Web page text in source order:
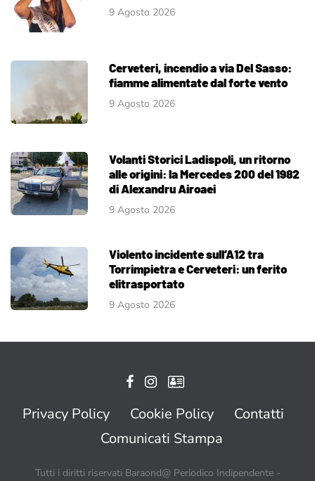
9 Agosto 2026
Cerveteri, incendio a via Del Sasso:
fiamme alimentate dal forte vento
9 Agosto 2026
Volanti Storici Ladispoli, un ritorno
alle origini: la Mercedes 200 del 1982
di Alexandru Airoaei
9 Agosto 2026
Violento incidente sull’A12 tra
Torrimpietra e Cerveteri: un ferito
elitrasportato
9 Agosto 2026
Privacy Policy Cookie Policy
Contatti
Comunicati Stampa
Tutti i diritti riservati Baraond@ Periodico Indipendente -